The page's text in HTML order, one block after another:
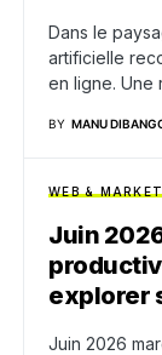
Dans le
artificielle
en ligne. Une
BY MANU
WEB &
Juin
explorer
Juin 2026